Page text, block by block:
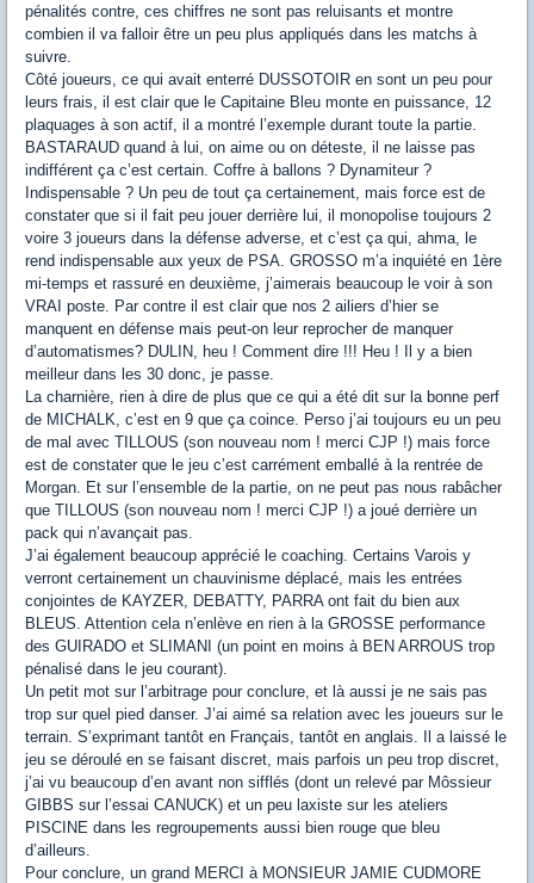
pénalités contre, ces chiffres ne sont pas reluisants et montre
combien il va falloir être un peu plus appliqués dans les matchs à
suivre.
Côté joueurs, ce qui avait enterré DUSSOTOIR en sont un peu pour
leurs frais, il est clair que le Capitaine Bleu monte en puissance, 12
plaquages à son actif, il a montré l’exemple durant toute la partie.
BASTARAUD quand à lui, on aime ou on déteste, il ne laisse pas
indifférent ça c’est certain. Coffre à ballons ? Dynamiteur ?
Indispensable ? Un peu de tout ça certainement, mais force est de
constater que si il fait peu jouer derrière lui, il monopolise toujours 2
voire 3 joueurs dans la défense adverse, et c’est ça qui, ahma, le
rend indispensable aux yeux de PSA. GROSSO m’a inquiété en 1ère
mi-temps et rassuré en deuxième, j’aimerais beaucoup le voir à son
VRAI poste. Par contre il est clair que nos 2 ailiers d’hier se
manquent en défense mais peut-on leur reprocher de manquer
d’automatismes? DULIN, heu ! Comment dire !!! Heu ! Il y a bien
meilleur dans les 30 donc, je passe.
La charnière, rien à dire de plus que ce qui a été dit sur la bonne perf
de MICHALK, c’est en 9 que ça coince. Perso j’ai toujours eu un peu
de mal avec TILLOUS (son nouveau nom ! merci CJP !) mais force
est de constater que le jeu c’est carrément emballé à la rentrée de
Morgan. Et sur l’ensemble de la partie, on ne peut pas nous rabâcher
que TILLOUS (son nouveau nom ! merci CJP !) a joué derrière un
pack qui n’avançait pas.
J’ai également beaucoup apprécié le coaching. Certains Varois y
verront certainement un chauvinisme déplacé, mais les entrées
conjointes de KAYZER, DEBATTY, PARRA ont fait du bien aux
BLEUS. Attention cela n’enlève en rien à la GROSSE performance
des GUIRADO et SLIMANI (un point en moins à BEN ARROUS trop
pénalisé dans le jeu courant).
Un petit mot sur l’arbitrage pour conclure, et là aussi je ne sais pas
trop sur quel pied danser. J’ai aimé sa relation avec les joueurs sur le
terrain. S’exprimant tantôt en Français, tantôt en anglais. Il a laissé le
jeu se déroulé en se faisant discret, mais parfois un peu trop discret,
j’ai vu beaucoup d’en avant non sifflés (dont un relevé par Môssieur
GIBBS sur l’essai CANUCK) et un peu laxiste sur les ateliers
PISCINE dans les regroupements aussi bien rouge que bleu
d’ailleurs.
Pour conclure, un grand MERCI à MONSIEUR JAMIE CUDMORE